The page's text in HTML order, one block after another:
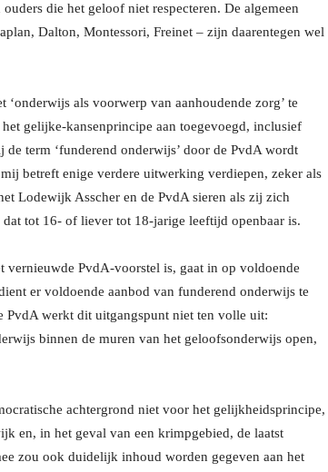
die het geloof niet respecteren. De algemeen
Dalton, Montessori, Freinet – zijn daarentegen wel
als voorwerp van aanhoudende zorg’ te
gelijke-kansenprincipe aan toegevoegd, inclusief
term ‘funderend onderwijs’ door de PvdA wordt
betreft enige verdere uitwerking verdiepen, zeker als
Lodewijk Asscher en de PvdA sieren als zij zich
tot 16- of liever tot 18-jarige leeftijd openbaar is.
PvdA-voorstel is, gaat in op voldoende
er voldoende aanbod van funderend onderwijs te
PvdA werkt dit uitgangspunt niet ten volle uit:
binnen de muren van het geloofsonderwijs open,
achtergrond niet voor het gelijkheidsprincipe,
en, in het geval van een krimpgebied, de laatst
zou ook duidelijk inhoud worden gegeven aan het